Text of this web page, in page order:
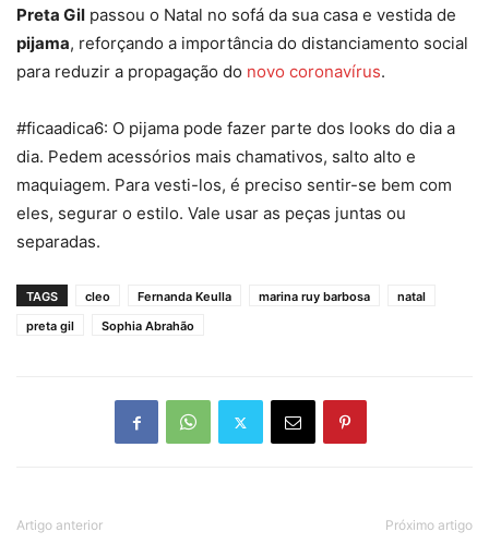
Preta Gil passou o Natal no sofá da sua casa e vestida de
pijama, reforçando a importância do distanciamento social
para reduzir a propagação do novo coronavírus.
#ficaadica6: O pijama pode fazer parte dos looks do dia a
dia. Pedem acessórios mais chamativos, salto alto e
maquiagem. Para vesti-los, é preciso sentir-se bem com
eles, segurar o estilo. Vale usar as peças juntas ou
separadas.
TAGS cleo Fernanda Keulla marina ruy barbosa
natal
preta gil
Sophia Abrahão
Artigo anterior Próximo artigo